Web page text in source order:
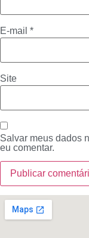
E-mail *
Site
Salvar meus dados
eu comentar.